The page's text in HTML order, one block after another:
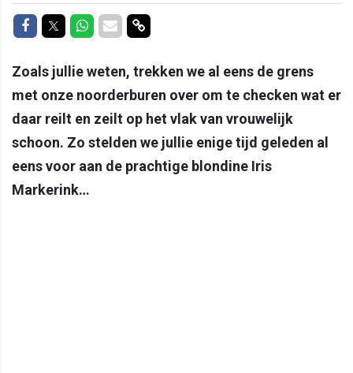
Delen op Facebook
Delen op Twitter
Delen op Whatsapp
Delen via Mail
Delen via link
Zoals jullie weten, trekken we al eens de grens
met onze noorderburen over om te checken wat er
daar reilt en zeilt op het vlak van vrouwelijk
schoon. Zo stelden we jullie enige tijd geleden al
eens voor aan de prachtige blondine Iris
Markerink…